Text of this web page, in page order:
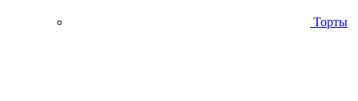
Торты